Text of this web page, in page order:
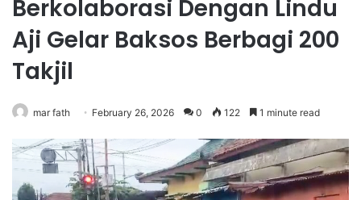
Berkolaborasi Dengan Lindu
Aji Gelar Baksos Berbagi 200
Takjil
mar fath February 26, 2026 0 122 1 minute read